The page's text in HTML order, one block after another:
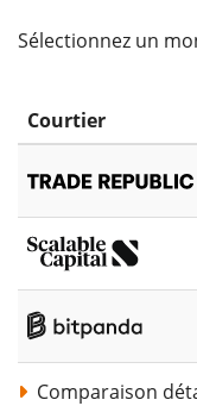
Sélectionnez un
Courtier
Comparaison